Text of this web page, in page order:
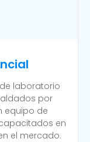
laboratorio
por
equipo de
en
el mercado.